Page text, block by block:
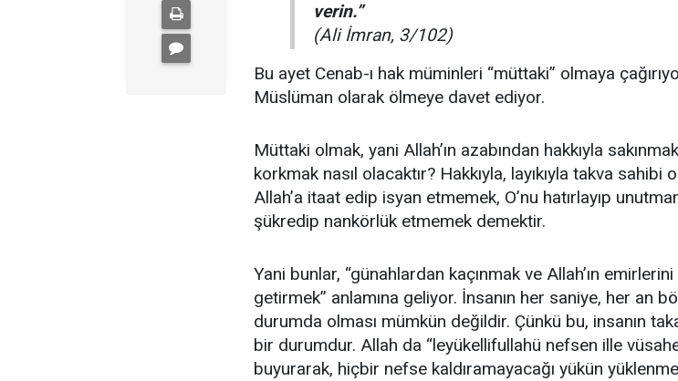
verin.”
(Ali İmran, 3/102)
Bu ayet Cenab-ı hak müminleri “müttaki” olmaya
Müslüman olarak ölmeye davet ediyor.
Müttaki olmak, yani Allah’ın azabından hakkıyla
korkmak nasıl olacaktır? Hakkıyla, layıkıyla takva sahibi
Allah’a itaat edip isyan etmemek, O’nu hatırlayıp
şükredip nankörlük etmemek demektir.
Yani bunlar, “günahlardan kaçınmak ve Allah’ın
getirmek” anlamına geliyor. İnsanın her saniye, her an
durumda olması mümkün değildir. Çünkü bu, insanın
bir durumdur. Allah da “leyükellifullahü nefsen ille
buyurarak, hiçbir nefse kaldıramayacağı yükün